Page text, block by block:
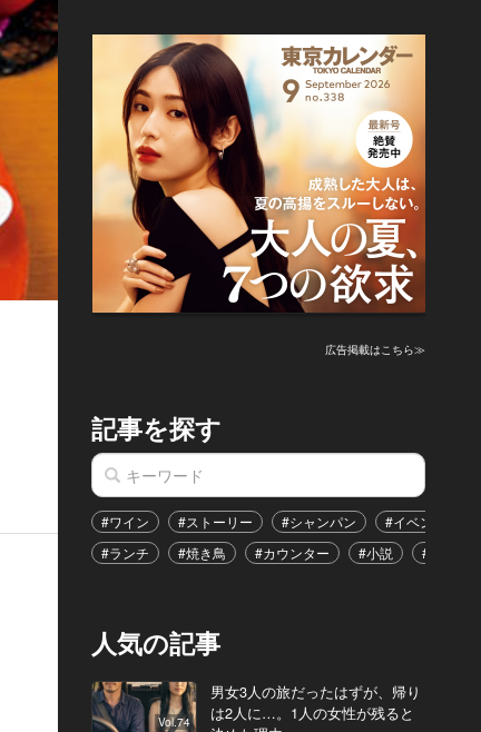
広告掲載はこちら≫
記事を探す
#ワイン #ストーリー #シャンパン #イベント
#ランチ
#焼き鳥 #カウンター #小説 #恋愛
人気の記事
Vol.74
男女3人の旅だったはずが、帰り
は2人に…。1人の女性が残ると